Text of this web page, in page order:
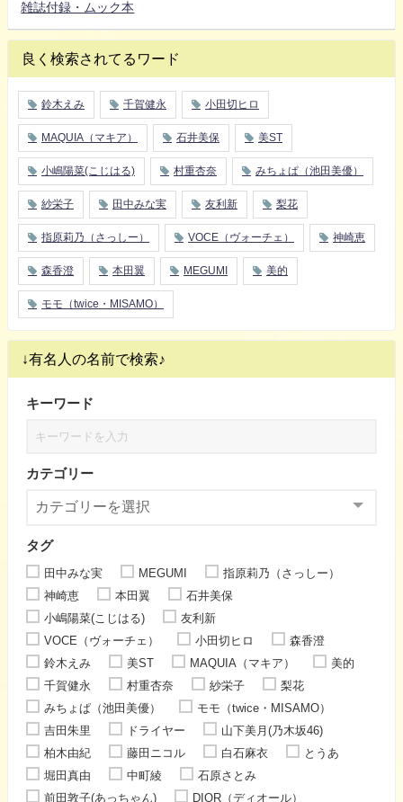
雑誌付録・ムック本
良く検索されてるワード
鈴木えみ 千賀健永 小田切ヒロ
MAQUIA（マキア） 石井美保 美ST
小嶋陽菜(こじはる) 村重杏奈 みちょぱ（池田美優）
紗栄子 田中みな実 友利新 梨花
指原莉乃（さっしー） VOCE（ヴォーチェ） 神崎恵
森香澄 本田翼 MEGUMI 美的
モモ（twice・MISAMO）
↓有名人の名前で検索♪
キーワード
カテゴリー
タグ
田中みな実 MEGUMI
指原莉乃（さっしー）
神崎恵
本田翼
石井美保
小嶋陽菜(こじはる)
友利新
VOCE（ヴォーチェ）
小田切ヒロ
森香澄
鈴木えみ
美ST MAQUIA（マキア）
美的
千賀健永
村重杏奈 紗栄子
梨花
みちょぱ（池田美優）
モモ（twice・MISAMO）
吉田朱里
ドライヤー
山下美月(乃木坂46)
柏木由紀
藤田ニコル 白石麻衣
とうあ
堀田真由
中町綾
石原さとみ
前田敦子(あっちゃん)
DIOR（ディオール）